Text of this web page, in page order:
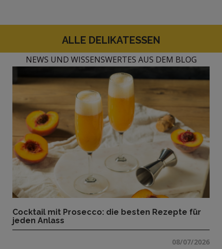
ALLE DELIKATESSEN
NEWS UND WISSENSWERTES AUS DEM BLOG
Cocktail mit Prosecco: die besten Rezepte für
jeden Anlass
08/07/2026